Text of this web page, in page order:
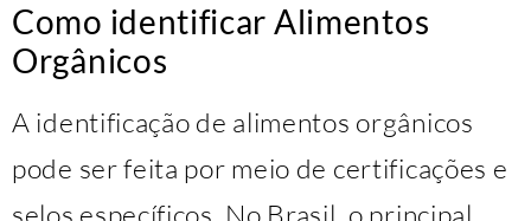
Como identificar Alimentos
Orgânicos
A identificação de alimentos orgânicos
pode ser feita por meio de certificações e